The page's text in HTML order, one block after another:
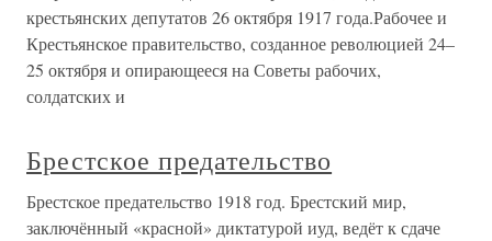
крестьянских депутатов 26 октября 1917 года.Рабочее и
Крестьянское правительство, созданное революцией 24–
25 октября и опирающееся на Советы рабочих,
солдатских и
Брестское предательство
Брестское предательство 1918 год. Брестский мир,
заключённый «красной» диктатурой иуд, ведёт к сдаче